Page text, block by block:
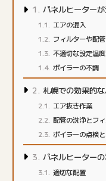
パネルヒーター
エアの混入
フィルターや配
不適切な設定温度
ボイラーの不調
札幌での効果的
エア抜き作業
配管の洗浄とフ
ボイラーの点検
パネルヒーター
適切な配置